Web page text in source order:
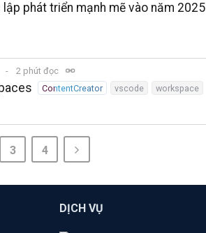
phát triển mạnh mẽ vào năm 2025
2 phút đọc
ContentCreator vscode workspace
3 4
DỊCH VỤ